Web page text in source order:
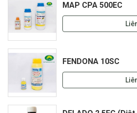
MAP CPA 500EC
FENDONA 10SC